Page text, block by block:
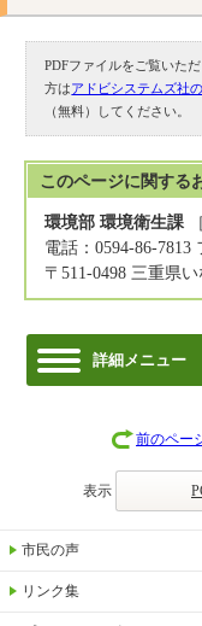
PDFファイルをご覧いた
方はアドビシステムズ社
（無料）してください。
このページに関する
環境部 環境衛生課
電話：0594-86-7813
〒511-0498 三重県
詳細メニュー
前のペー
表示
市民の声
リンク集